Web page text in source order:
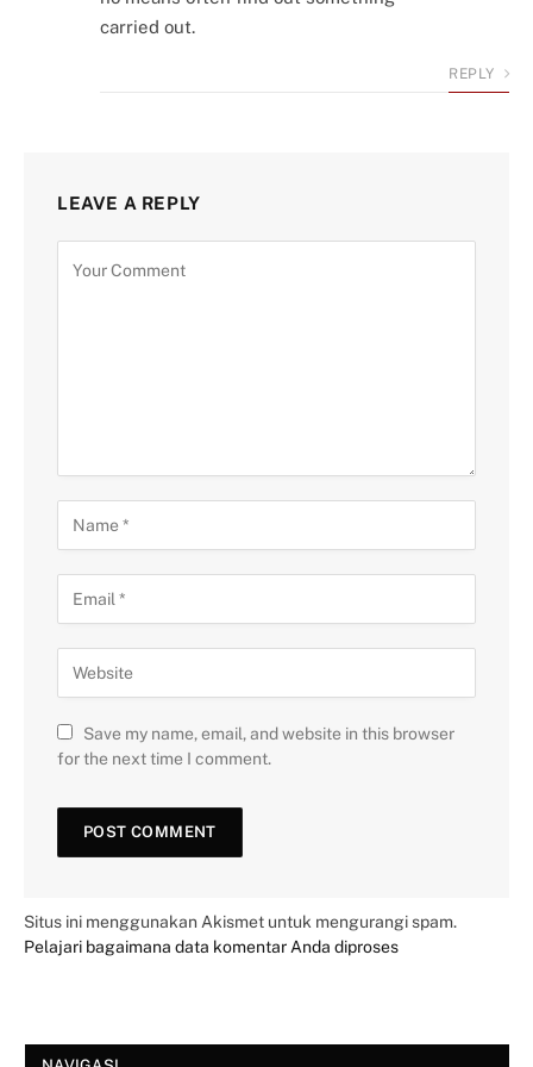
carried out.
REPLY
LEAVE A REPLY
Save my name, email, and website in this browser
for the next time I comment.
Situs ini menggunakan Akismet untuk mengurangi spam.
Pelajari bagaimana data komentar Anda diproses